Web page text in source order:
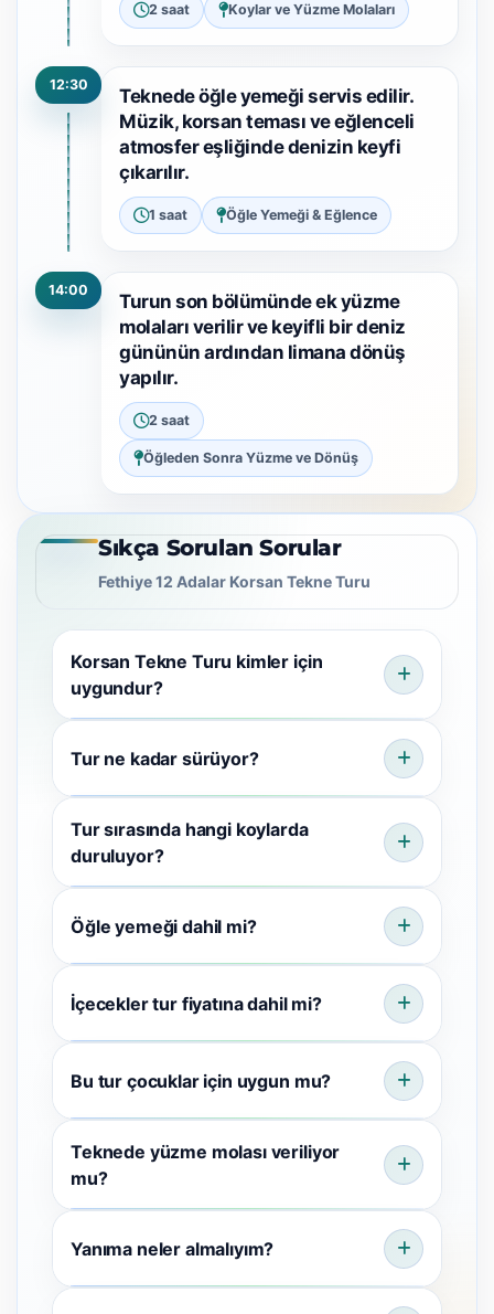
2 saat Koylar ve Yüzme Molaları
12:30
Teknede öğle yemeği servis edilir.
Müzik, korsan teması ve eğlenceli
atmosfer eşliğinde denizin keyfi
çıkarılır.
1 saat Öğle Yemeği & Eğlence
14:00
Turun son bölümünde ek yüzme
molaları verilir ve keyifli bir deniz
gününün ardından limana dönüş
yapılır.
2 saat
Öğleden Sonra Yüzme ve Dönüş
Sıkça Sorulan Sorular
Fethiye 12 Adalar Korsan Tekne Turu
Korsan Tekne Turu kimler için
uygundur?
Tur ne kadar sürüyor?
Tur sırasında hangi koylarda
duruluyor?
Öğle yemeği dahil mi?
İçecekler tur fiyatına dahil mi?
Bu tur çocuklar için uygun mu?
Teknede yüzme molası veriliyor
mu?
Yanıma neler almalıyım?